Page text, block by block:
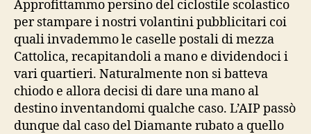
Approfittammo persino del ciclostile scolastico
per stampare i nostri volantini pubblicitari coi
quali invademmo le caselle postali di mezza
Cattolica, recapitandoli a mano e dividendoci i
vari quartieri. Naturalmente non si batteva
chiodo e allora decisi di dare una mano al
destino inventandomi qualche caso. L’AIP passò
dunque dal caso del Diamante rubato a quello